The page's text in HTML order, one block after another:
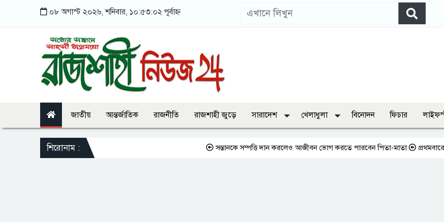
০৮ অগাস্ট ২০২৬, শনিবার, ১০:৫৩:০২ পূর্বাহ্ন
জাতীয় আন্তর্জাতিক রাজনীতি রাজশাহী জুড়ে সারাদেশ খেলাধুলা বিনোদন ফিচার
শিরোনাম : সন্তানকে সম্পত্তি দান করলেও আজীবন ভোগ করতে পারবেন পিতা-মাতা প্রথমবারের মতো